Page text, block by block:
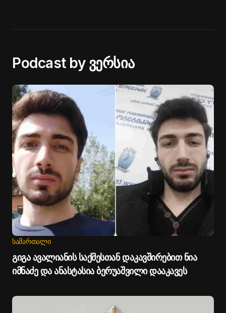
Podcast by ვერსია
ᲡᲐᲛᲐᲠᲗᲐᲚᲘ
გიგა ავალიანის საქმესთან დაკავშირებით ნია
იმნაძე და ანასტასია ბერუაშვილი დააკავეს